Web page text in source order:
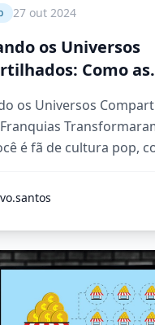
27 out 2024
os Universos
Como as
os Universos
é fã de cultura pop,